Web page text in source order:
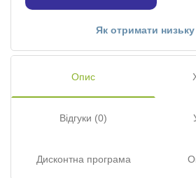
Як отримати низьку
Опис
Відгуки (0)
Дисконтна програма